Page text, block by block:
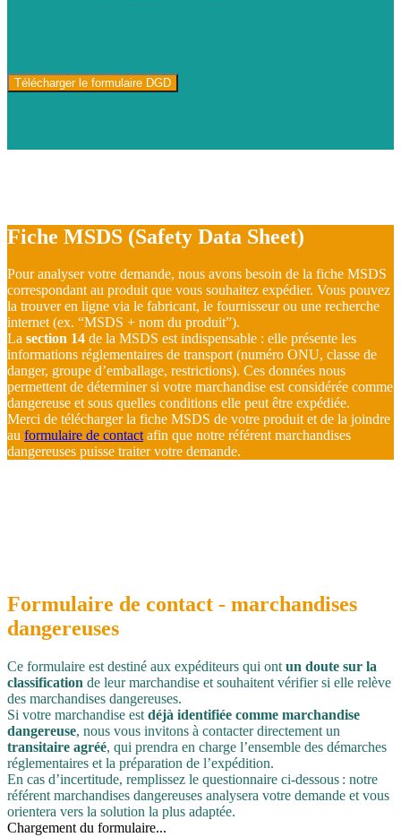
Télécharger le formulaire DGD
Fiche MSDS (Safety Data Sheet)
Pour analyser votre demande, nous avons besoin de la fiche MSDS
correspondant au produit que vous souhaitez expédier. Vous pouvez
la trouver en ligne via le fabricant, le fournisseur ou une recherche
internet (ex. “MSDS + nom du produit”).
La section 14 de la MSDS est indispensable : elle présente les
informations réglementaires de transport (numéro ONU, classe de
danger, groupe d’emballage, restrictions). Ces données nous
permettent de déterminer si votre marchandise est considérée comme
dangereuse et sous quelles conditions elle peut être expédiée.
Merci de télécharger la fiche MSDS de votre produit et de la joindre
au formulaire de contactafin que notre référent marchandises
dangereuses puisse traiter votre demande.
Formulaire de contact - marchandises
dangereuses
Ce formulaire est destiné aux expéditeurs qui ont un doute sur la
classification de leur marchandise et souhaitent vérifier si elle relève
des marchandises dangereuses.
Si votre marchandise est déjà identifiée comme marchandise
dangereuse, nous vous invitons à contacter directement un
transitaire agréé, qui prendra en charge l’ensemble des démarches
réglementaires et la préparation de l’expédition.
En cas d’incertitude, remplissez le questionnaire ci‑dessous : notre
référent marchandises dangereuses analysera votre demande et vous
orientera vers la solution la plus adaptée.
Chargement du formulaire...